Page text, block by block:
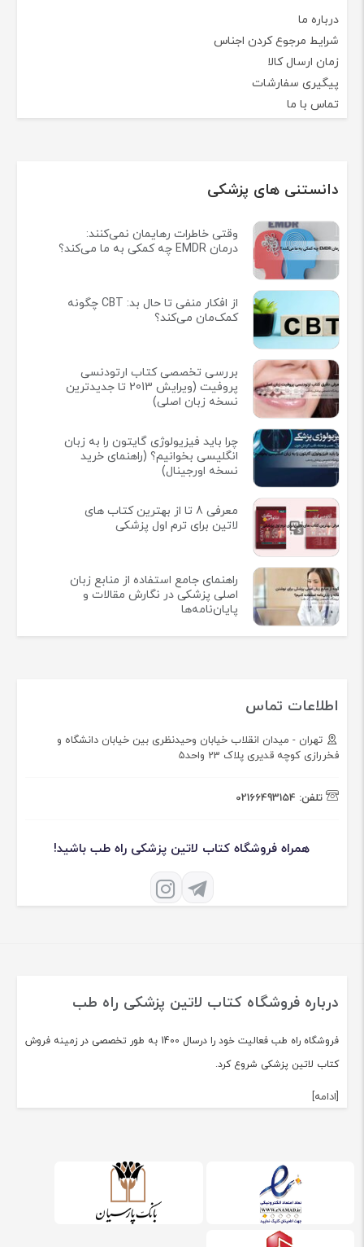
درباره ما
شرایط مرجوع کردن اجناس
زمان ارسال کالا
پیگیری سفارشات
تماس با ما
دانستنی های پزشکی
وقتی خاطرات رهایمان نمی‌کنند:
درمان EMDR چه کمکی به ما می‌کند؟
از افکار منفی تا حال بد: CBT چگونه
کمک‌مان می‌کند؟
بررسی تخصصی کتاب ارتودنسی
پروفیت (ویرایش 2013 تا جدیدترین
نسخه زبان اصلی)
چرا باید فیزیولوژی گایتون را به زبان
انگلیسی بخوانیم؟ (راهنمای خرید
نسخه اورجینال)
معرفی 8 تا از بهترین کتاب های
لاتین برای ترم اول پزشکی
راهنمای جامع استفاده از منابع زبان
اصلی پزشکی در نگارش مقالات و
پایان‌نامه‌ها
اطلاعات تماس
تهران - میدان انقلاب خیابان وحیدنظری بین خیابان دانشگاه و
فخررازی کوچه قدیری پلاک 23 واحد5
تلفن: 02166493154
همراه فروشگاه کتاب لاتین پزشکی راه طب باشید!
درباره فروشگاه کتاب لاتین پزشکی راه طب
فروشگاه راه طب فعالیت خود را درسال 1400 به طور تخصصی در زمینه فروش
کتاب لاتین پزشکی شروع کرد.
[ادامه]